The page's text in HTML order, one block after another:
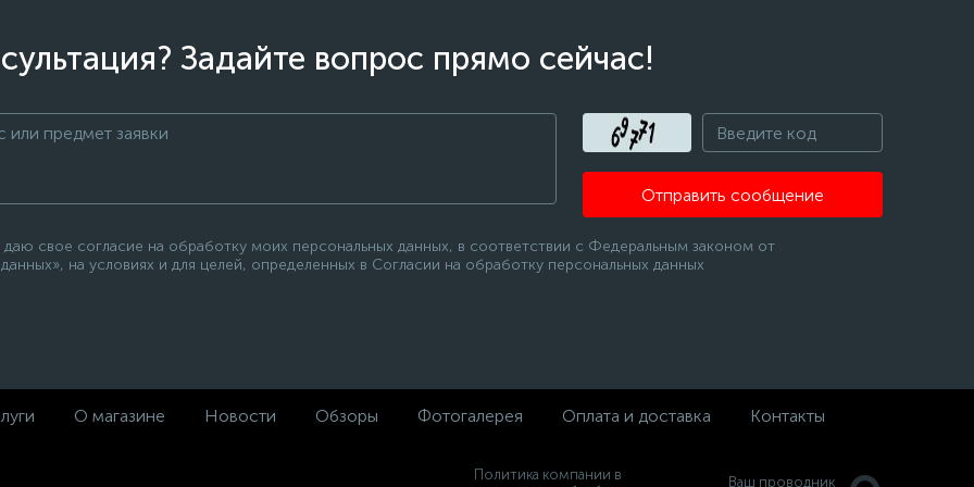
Задайте вопрос прямо сейчас!
Отправить сообщение
свое согласие на обработку моих персональных данных, в соответствии с Федеральным законом от
на условиях и для целей, определенных в Согласии на обработку персональных данных
О магазине Новости Обзоры Фотогалерея Оплата и доставка Контакты
Политика компании в
Ваш проводник